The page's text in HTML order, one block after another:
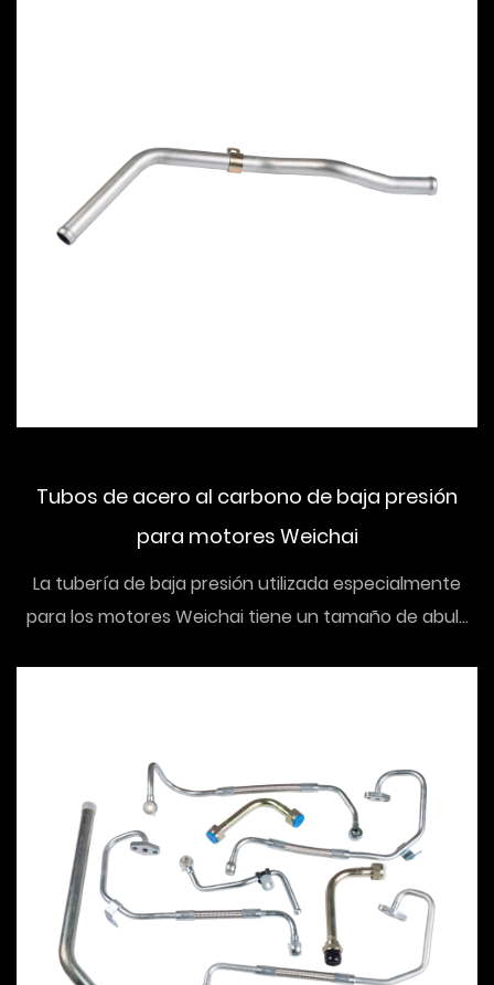
Tubos de acero al carbono de baja presión
para motores Weichai
La tubería de baja presión utilizada especialmente
para los motores Weichai tiene un tamaño de abul...